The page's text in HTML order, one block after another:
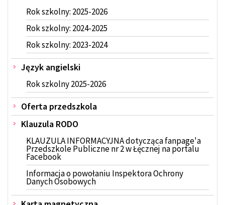
Rok szkolny: 2025-2026
Rok szkolny: 2024-2025
Rok szkolny: 2023-2024
Język angielski
Rok szkolny 2025-2026
Oferta przedszkola
Klauzula RODO
KLAUZULA INFORMACYJNA dotycząca fanpage'a
Przedszkole Publiczne nr 2 w Łęcznej na portalu
Facebook
Informacja o powołaniu Inspektora Ochrony
Danych Osobowych